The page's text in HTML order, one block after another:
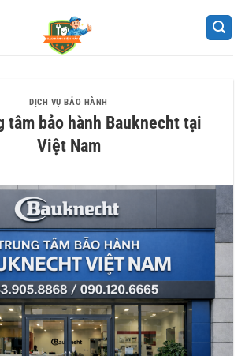
DỊCH VỤ BẢO HÀNH
tâm bảo hành Bauknecht tại
Việt Nam